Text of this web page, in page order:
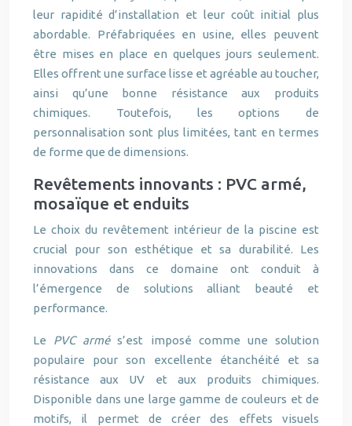
leur rapidité d’installation et leur coût initial plus
abordable. Préfabriquées en usine, elles peuvent
être mises en place en quelques jours seulement.
Elles offrent une surface lisse et agréable au toucher,
ainsi qu’une bonne résistance aux produits
chimiques. Toutefois, les options de
personnalisation sont plus limitées, tant en termes
de forme que de dimensions.
Revêtements innovants : PVC armé,
mosaïque et enduits
Le choix du revêtement intérieur de la piscine est
crucial pour son esthétique et sa durabilité. Les
innovations dans ce domaine ont conduit à
l’émergence de solutions alliant beauté et
performance.
Le PVC armés’est imposé comme une solution
populaire pour son excellente étanchéité et sa
résistance aux UV et aux produits chimiques.
Disponible dans une large gamme de couleurs et de
motifs, il permet de créer des effets visuels